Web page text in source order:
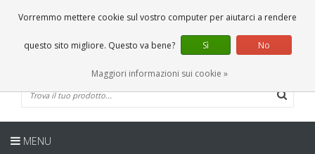
0 Articoli
IT
MENU
Vorremmo mettere cookie sul vostro computer per aiutarci a rendere
questo sito migliore. Questo va bene? Sì No
Maggiori informazioni sui cookie »